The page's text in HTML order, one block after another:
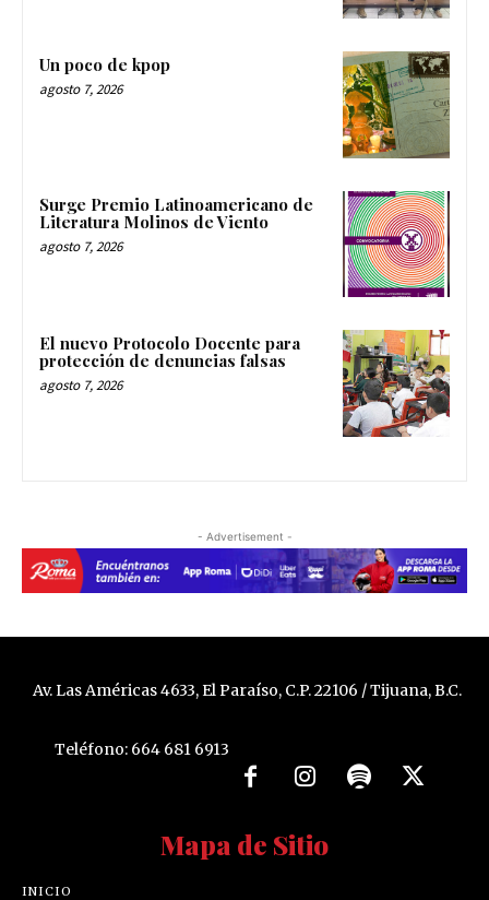
Un poco de kpop
agosto 7, 2026
Surge Premio Latinoamericano de
Literatura Molinos de Viento
agosto 7, 2026
El nuevo Protocolo Docente para
protección de denuncias falsas
agosto 7, 2026
- Advertisement -
Av. Las Américas 4633, El Paraíso, C.P. 22106 / Tijuana, B.C.
Teléfono: 664 681 6913
Mapa de Sitio
INICIO